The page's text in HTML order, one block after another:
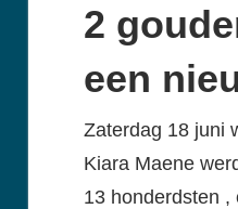
2
een
Zaterdag 18 juni
Kiara Maene
13 honderdsten ,